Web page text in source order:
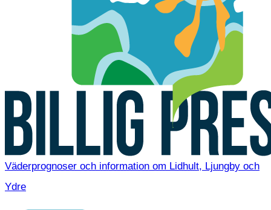
Väderprognoser och information om Lidhult, Ljungby och
Ydre